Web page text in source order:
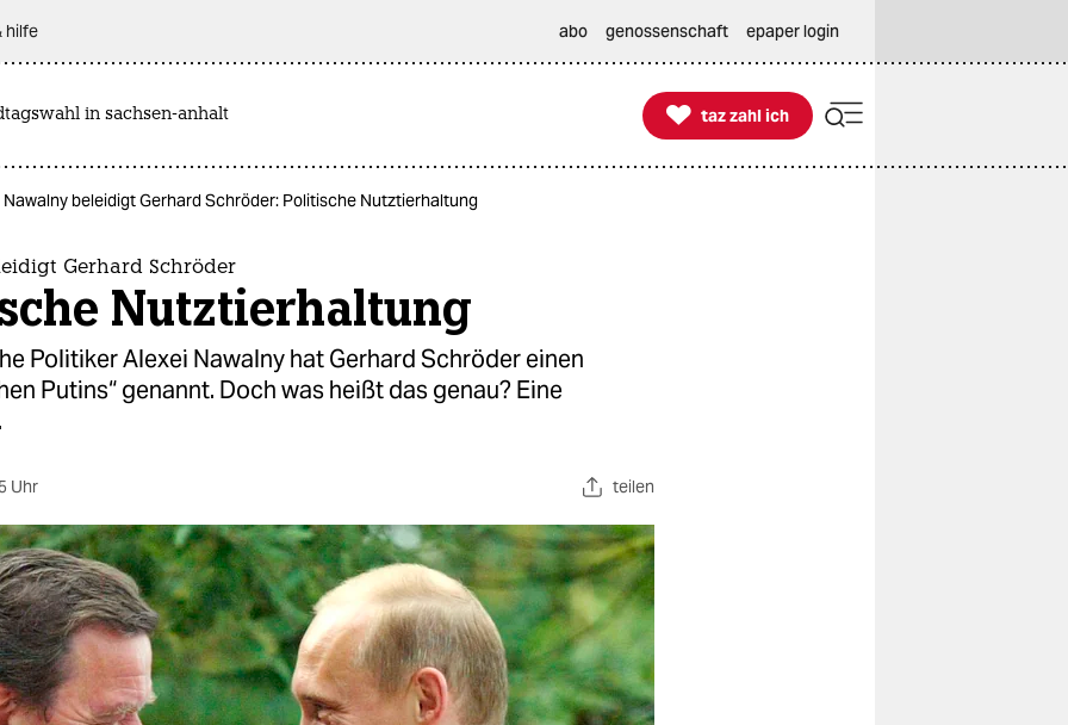
hilfe abo genossenschaft epaper login
in sachsen-anhalt 
taz zahl ich
taz zahl ich
Nawalny beleidigt Gerhard Schröder: Politische Nutztierhaltung
Gerhard Schröder
Nutztierhaltung
Politiker Alexei Nawalny hat Gerhard Schröder einen
Putins“ genannt. Doch was heißt das genau? Eine
Uhr teilen